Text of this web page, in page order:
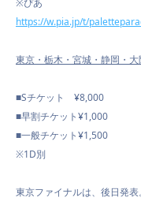
※ぴあ
https://w.pia.jp/t/
東京・栃木・宮城・静岡・
■Sチケット ¥8,000
■早割チケット¥1,000
■一般チケット¥1,500
※1D別
東京ファイナルは、後日発表。